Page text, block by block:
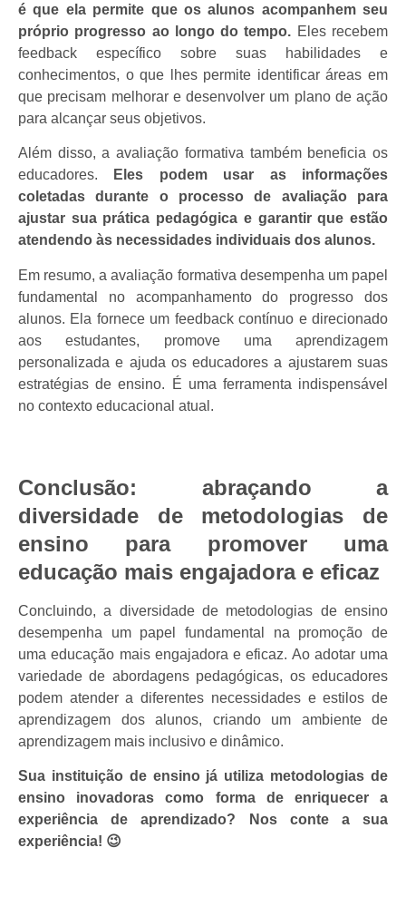
é que ela permite que os alunos acompanhem seu
próprio progresso ao longo do tempo. Eles recebem
feedback específico sobre suas habilidades e
conhecimentos, o que lhes permite identificar áreas em
que precisam melhorar e desenvolver um plano de ação
para alcançar seus objetivos.
Além disso, a avaliação formativa também beneficia os
educadores.
Eles podem usar as informações
coletadas durante o processo de avaliação para
ajustar sua prática pedagógica e garantir que estão
atendendo às necessidades individuais dos alunos.
Em resumo, a avaliação formativa desempenha um papel
fundamental no acompanhamento do progresso dos
alunos. Ela fornece um feedback contínuo e direcionado
aos estudantes, promove uma aprendizagem
personalizada e ajuda os educadores a ajustarem suas
estratégias de ensino. É uma ferramenta indispensável
no contexto educacional atual.
Conclusão: abraçando a
diversidade de metodologias de
ensino para promover uma
educação mais engajadora e eficaz
Concluindo, a diversidade de metodologias de ensino
desempenha um papel fundamental na promoção de
uma educação mais engajadora e eficaz. Ao adotar uma
variedade de abordagens pedagógicas, os educadores
podem atender a diferentes necessidades e estilos de
aprendizagem dos alunos, criando um ambiente de
aprendizagem mais inclusivo e dinâmico.
Sua instituição de ensino já utiliza metodologias de
ensino inovadoras como forma de enriquecer a
experiência de aprendizado? Nos conte a sua
experiência! 😉